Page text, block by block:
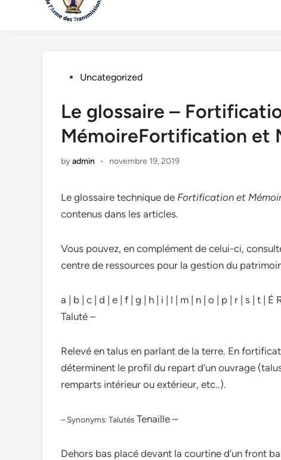
PostedUncategorized
Le glossaire –
MémoireFortification et
byadmin • novembre 19, 2019
Le glossaire technique de Fortification et
contenus dans les articles.
Vous pouvez, en complément de celui-ci,
centre de ressources pour la gestion du
a | b | c | d | e | f | g | h | i | l | m | n | o | p | r | s | t | É
Taluté –
Relevé en talus en parlant de la terre. En
déterminent le profil du repart d’un ouvrage
remparts intérieur ou extérieur, etc..).
– Synonyms: Talutés Tenaille –
Dehors bas placé devant la courtine d’un front